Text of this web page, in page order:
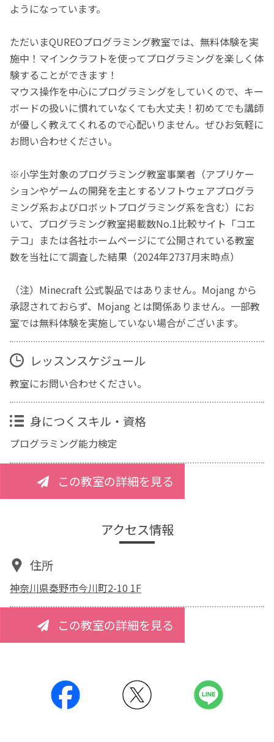
ようになっています。
ただいまQUREOプログラミング教室では、無料体験を実
施中！マインクラフトを使ってプログラミングを楽しく体
験することができます！
マウス操作を中心にプログラミングをしていくので、キー
ボードの扱いに慣れていなくても大丈夫！初めてでも講師
が優しく教えてくれるので心配いりません。ぜひお気軽に
お問い合わせください。
※小学生対象のプログラミング教室事業者（アプリケー
ションやゲームの開発を主とするソフトウェアプログラ
ミング系およびロボットプログラミング系を含む）にお
いて、プログラミング教室掲載数No.1比較サイト「コエ
テコ」または各社ホームページにて公開されている教室
数を当社にて調査した結果（2024年2737月末時点）
（注）Minecraft 公式製品ではありません。Mojang から
承認されておらず、Mojang とは関係ありません。一部教
室では無料体験を実施していない場合がございます。
レッスンスケジュール
教室にお問い合わせください。
身につくスキル・資格
プログラミング能力検定
この教室の詳細を見る
アクセス情報
住所
神奈川県秦野市今川町2-10 1F
この教室の詳細を見る